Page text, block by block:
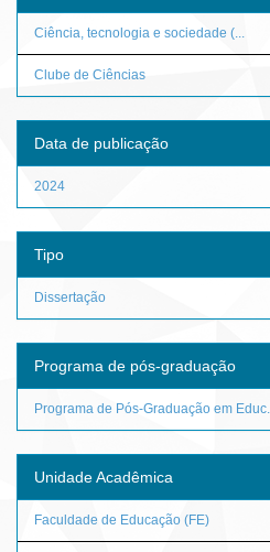
Ciência, tecnologia e sociedade (...
Clube de Ciências
Data de publicação
2024
Tipo
Dissertação
Programa de pós-graduação
Programa de Pós-Graduação em Educ...
Unidade Acadêmica
Faculdade de Educação (FE)